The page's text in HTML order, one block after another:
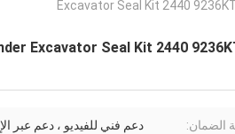
Excavator Seal Kit 2440
Excavator Seal Kit 2440
الضمان: دعم فني للفيديو ، دعم عبر